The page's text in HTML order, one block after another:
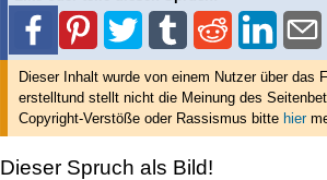
Dieser Inhalt wurde von einem Nutzer über das
erstelltund stellt nicht die Meinung des
Copyright-Verstöße oder Rassismus bitte hier
Dieser Spruch als Bild!